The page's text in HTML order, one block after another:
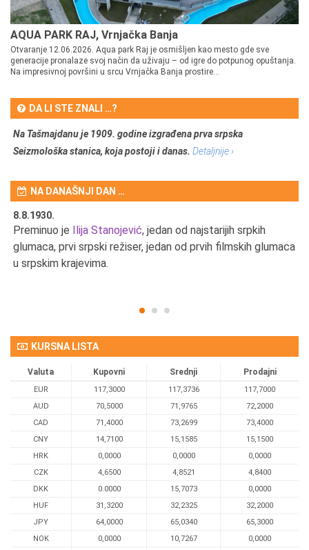
AQUA PARK RAJ, Vrnjačka Banja
Otvaranje 12.06.2026. Aqua park Raj je osmišljen kao mesto gde sve
generacije pronalaze svoj način da uživaju – od igre do potpunog opuštanja.
Na impresivnoj površini u srcu Vrnjačka Banja prostire...
DA LI STE ZNALI …?
Na Tašmajdanu je 1909. godine izgrađena prva srpska
Seizmološka stanica, koja postoji i danas. Detaljnije ›
NA DANAŠNJI DAN …
8.8.1930.
Preminuo je Ilija Stanojević, jedan od najstarijih srpkih
glumaca, prvi srpski režiser, jedan od prvih filmskih glumaca
u srpskim krajevima.
KURSNA LISTA
Valuta Kupovni Srednji Prodajni
EUR 117,3000 117,3736
117,7000
AUD
70,5000 71,9765
72,2000
CAD
71,4000 73,2699
73,4000
CNY
14,7100 15,1585
15,1500
HRK
0,0000 0,0000
0,0000
CZK
4,6500 4,8521
4,8400
DKK
0.0000 15,7073
0,0000
HUF
31,3200 32,2325
32,2000
JPY
64,0000 65,0340
65,3000
NOK
0,0000 10,7267 0,0000